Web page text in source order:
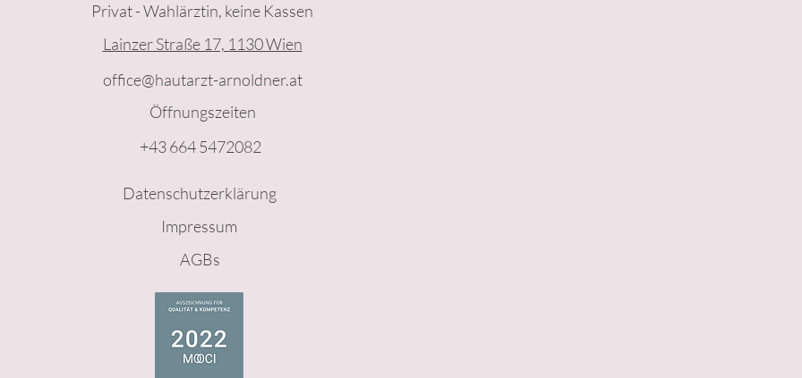
Privat - Wahlärztin, keine Kassen
Lainzer Straße 17, 1130 Wien
office@hautarzt-arnoldner.at
Öffnungszeiten
+43 664 5472082
Datenschutzerklärung
Impressum
AGBs